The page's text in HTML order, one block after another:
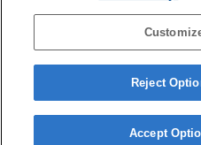
quando um objeto está
está significativamente
Contact Us
Reject
Accept